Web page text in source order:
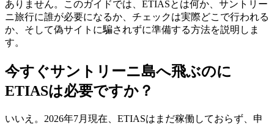
ありません。このガイドでは、ETIASとは何か、サントリー
ニ旅行に誰が必要になるか、チェックは実際どこで行われる
か、そして偽サイトに騙されずに準備する方法を説明しま
す。
今すぐサントリーニ島へ飛ぶのに
ETIASは必要ですか？
いいえ。2026年7月現在、ETIASはまだ稼働しておらず、申